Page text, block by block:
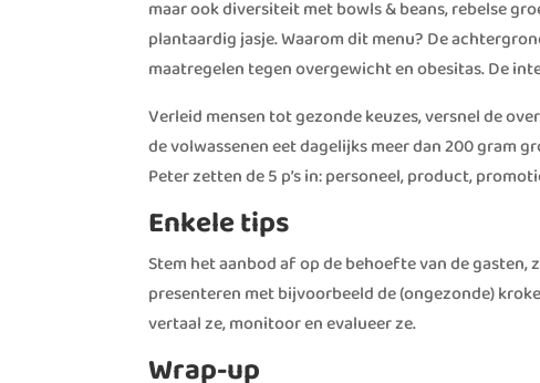
maar ook diversiteit met bowls & beans, rebelse
plantaardig jasje. Waarom dit menu? De
maatregelen tegen overgewicht en obesitas. De
Verleid mensen tot gezonde keuzes, versnel de
de volwassenen eet dagelijks meer dan 200 gram
Peter zetten de 5 p’s in: personeel, product,
Enkele tips
Stem het aanbod af op de behoefte van de
presenteren met bijvoorbeeld de (ongezonde)
vertaal ze, monitoor en evalueer ze.
Wrap-up